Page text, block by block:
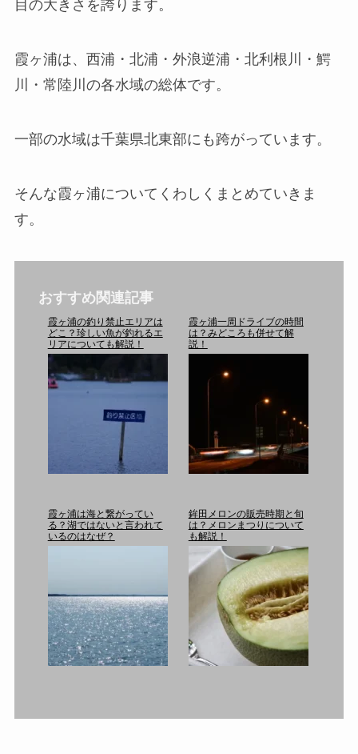
目の大きさを誇ります。
霞ヶ浦は、西浦・北浦・外浪逆浦・北利根川・鰐
川・常陸川の各水域の総体です。
一部の水域は千葉県北東部にも跨がっています。
そんな霞ヶ浦についてくわしくまとめていきま
す。
おすすめ関連記事
霞ヶ浦の釣り禁止エリアは
どこ？珍しい魚が釣れるエ
リアについても解説！
霞ヶ浦一周ドライブの時間
は？みどころも併せて解
説！
霞ヶ浦は海と繋がってい
る？湖ではないと言われて
いるのはなぜ？
鉾田メロンの販売時期と旬
は？メロンまつりについて
も解説！